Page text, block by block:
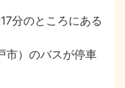
分のところにある
市）のバスが停車